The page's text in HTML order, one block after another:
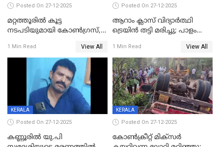
Posted On 27-12-2025
മറ്റത്തൂരിൽ കൂട്ട
നടപടിയുമായി കോണ്‍ഗ്രസ്,
എട്ട് പേര്‍ ഉള്‍പ്പെടെ
പത്തുപേരെ പുറത്താക്കി,
ചൊവ്വന്നൂരിലും നടപടി
1 Min Read View All
Posted On 27-12-2025
ആറാം ക്ലാസ് വിദ്യാർത്ഥി
ട്രെയിൻ തട്ടി മരിച്ചു; പാളം
അപകടം മലപ്പുറത്ത്
1 Min Read View All
KERALA
Posted On 27-12-2025
കണ്ണൂരിൽ യു.പി
KERALA
Posted On 27-12-2025
കോണ്‍ക്രീറ്റ് മിക്‌സര്‍